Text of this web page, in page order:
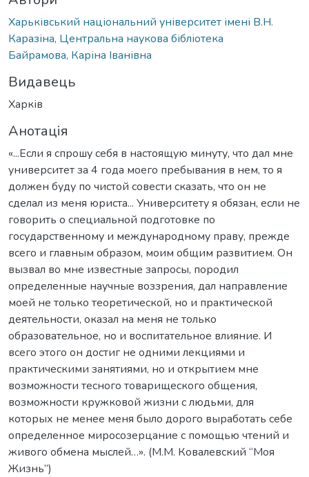
Харьківський національний університет імені В.Н.
Каразіна, Центральна наукова бібліотека
Байрамова, Каріна Іванівна
Видавець
Харків
Анотація
«...Если я спрошу себя в настоящую минуту, что дал мне
университет за 4 года моего пребывания в нем, то я
должен буду по чистой совести сказать, что он не
сделал из меня юриста... Университету я обязан, если не
говорить о специальной подготовке по
государственному и международному праву, прежде
всего и главным образом, моим общим развитием. Он
вызвал во мне известные запросы, породил
определенные научные воззрения, дал направление
моей не только теоретической, но и практической
деятельности, оказал на меня не только
образовательное, но и воспитательное влияние. И
всего этого он достиг не одними лекциями и
практическими занятиями, но и открытием мне
возможности тесного товарищеского общения,
возможности кружковой жизни с людьми, для
которых не менее меня было дорого выработать себе
определенное миросозерцание с помощью чтений и
живого обмена мыслей…». (М.М. Ковалевский “Моя
Жизнь”)